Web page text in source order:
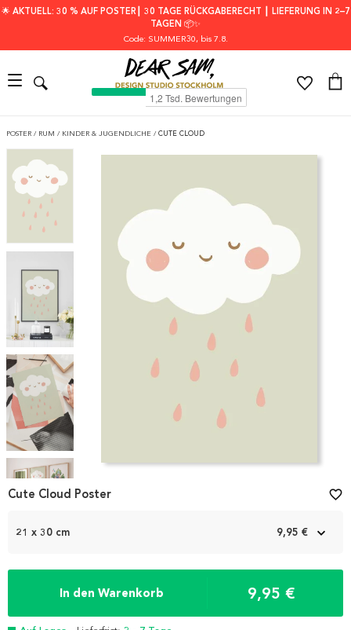
🌟 AKTUELL: 30 % AUF POSTER┃ 30 TAGE RÜCKGABERECHT ┃ LIEFERUNG IN 2–7
TAGEN 📦✨
Code: SUMMER30, bis 7.8.
POSTER / RUM / KINDER & JUGENDLICHE / CUTE CLOUD
Item
1
21 x 30 cm 9,95 €
In den Warenkorb 9,95 €
Cute Cloud Poster favorite_border